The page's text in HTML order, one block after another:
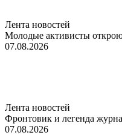
Лента новостей
Молодые активисты
07.08.2026
Лента новостей
Фронтовик и легенда
07.08.2026